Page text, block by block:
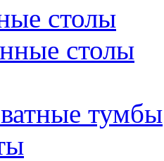
столы
столы
тумбы